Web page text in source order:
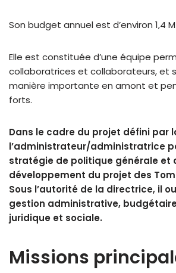
Son budget annuel est d’environ 1,4
Elle est constituée d’une équipe
collaboratrices et collaborateurs, et
manière importante en amont et
forts.
Dans le cadre du projet défini par
l’administrateur/administratrice
stratégie de politique générale et
développement du projet des
Sous l’autorité de la directrice, il
gestion administrative,
juridique et sociale.
Missions